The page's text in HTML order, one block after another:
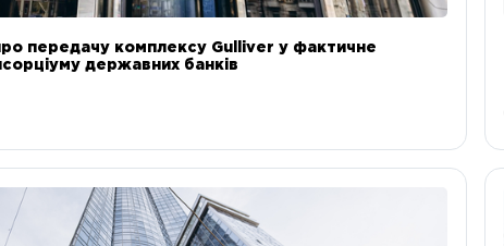
передачу комплексу Gulliver у фактичне
державних банків